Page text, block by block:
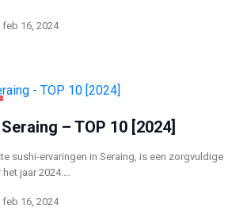
feb 16, 2024
– TOP 10 [2024]
sushi-ervaringen in Seraing, is een zorgvuldige
jaar 2024.…
feb 16, 2024